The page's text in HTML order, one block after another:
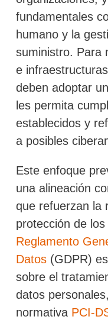
fundamentales
humano y la
suministro. Para
e
deben adoptar
les permita
establecidos y
a posibles
Este enfoque
una alineación
que refuerzan la
protección de
Reglamento
Datos(GDPR)
sobre el
datos
normativa PCI-